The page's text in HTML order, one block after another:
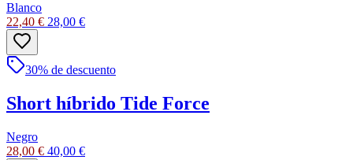
Blanco
22,40 € 28,00 €
30% de descuento
Short híbrido Tide Force
Negro
28,00 € 40,00 €